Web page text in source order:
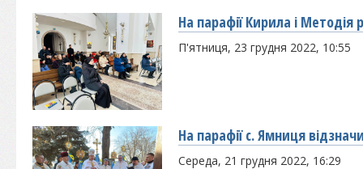
На парафії Кирила і
П'ятниця, 23 грудня 2022, 10:55
На парафії с. Ямниця
Середа, 21 грудня 2022, 16:29